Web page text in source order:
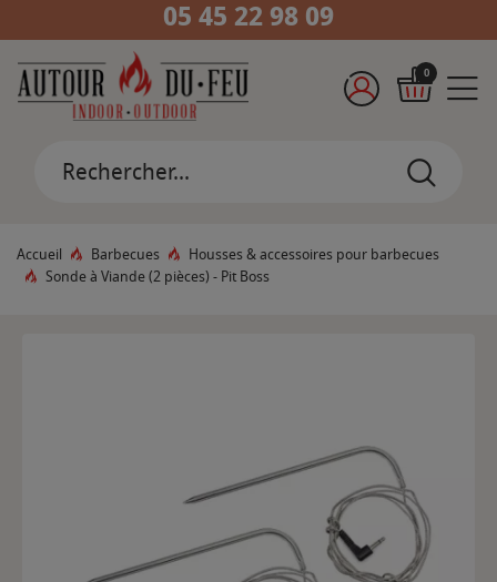
05 45 22 98 09
0
Accueil Barbecues
Housses & accessoires pour barbecues
Sonde à Viande (2 pièces) - Pit Boss